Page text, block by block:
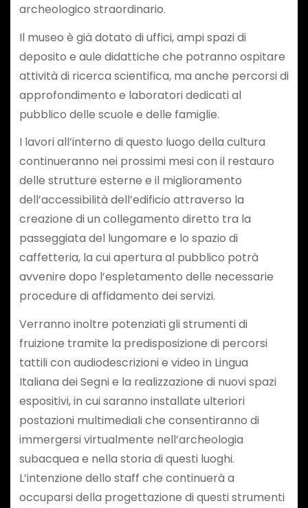
archeologico straordinario.
Il museo è già dotato di uffici, ampi spazi di
deposito e aule didattiche che potranno ospitare
attività di ricerca scientifica, ma anche percorsi di
approfondimento e laboratori dedicati al
pubblico delle scuole e delle famiglie.
I lavori all’interno di questo luogo della cultura
continueranno nei prossimi mesi con il restauro
delle strutture esterne e il miglioramento
dell’accessibilità dell’edificio attraverso la
creazione di un collegamento diretto tra la
passeggiata del lungomare e lo spazio di
caffetteria, la cui apertura al pubblico potrà
avvenire dopo l’espletamento delle necessarie
procedure di affidamento dei servizi.
Verranno inoltre potenziati gli strumenti di
fruizione tramite la predisposizione di percorsi
tattili con audiodescrizioni e video in Lingua
Italiana dei Segni e la realizzazione di nuovi spazi
espositivi, in cui saranno installate ulteriori
postazioni multimediali che consentiranno di
immergersi virtualmente nell’archeologia
subacquea e nella storia di questi luoghi.
L’intenzione dello staff che continuerà a
occuparsi della progettazione di questi strumenti